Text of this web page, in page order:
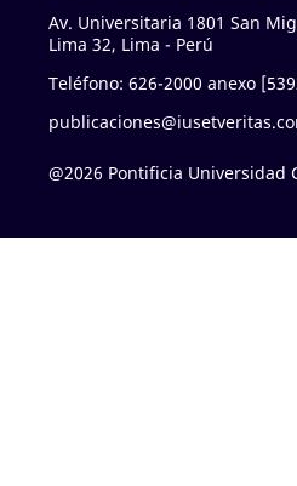
Av. Universitaria 1801 San
Lima 32, Lima - Perú
Teléfono: 626-2000 anexo
@2026 Pontificia Universidad